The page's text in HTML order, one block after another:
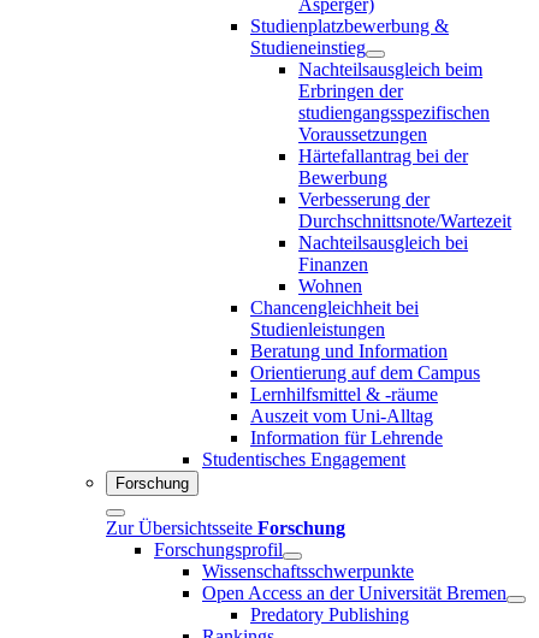
Studienplatzbewerbung &
Studieneinstieg
Nachteilsausgleich beim
Erbringen der
studiengangsspezifischen
Voraussetzungen
Härtefallantrag bei der
Bewerbung
Verbesserung der
Durchschnittsnote/Wartezeit
Nachteilsausgleich bei
Finanzen
Wohnen
Chancengleichheit bei
Studienleistungen
Beratung und Information
Orientierung auf dem Campus
Lernhilfsmittel & -räume
Auszeit vom Uni-Alltag
Information für Lehrende
Studentisches Engagement
Forschung
Zur Übersichtsseite Forschung
Forschungsprofil
Wissenschaftsschwerpunkte
Open Access an der Universität Bremen
Predatory Publishing